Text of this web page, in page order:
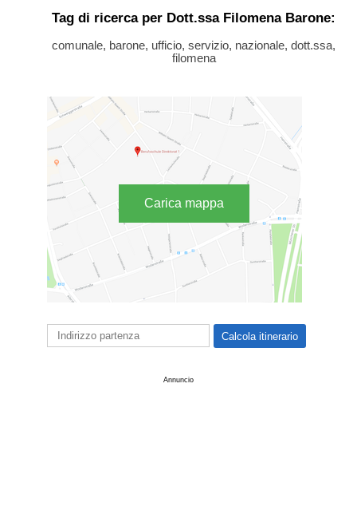
Tag di ricerca per Dott.ssa Filomena Barone:
comunale, barone, ufficio, servizio, nazionale, dott.ssa,
filomena
Carica mappa
Annuncio